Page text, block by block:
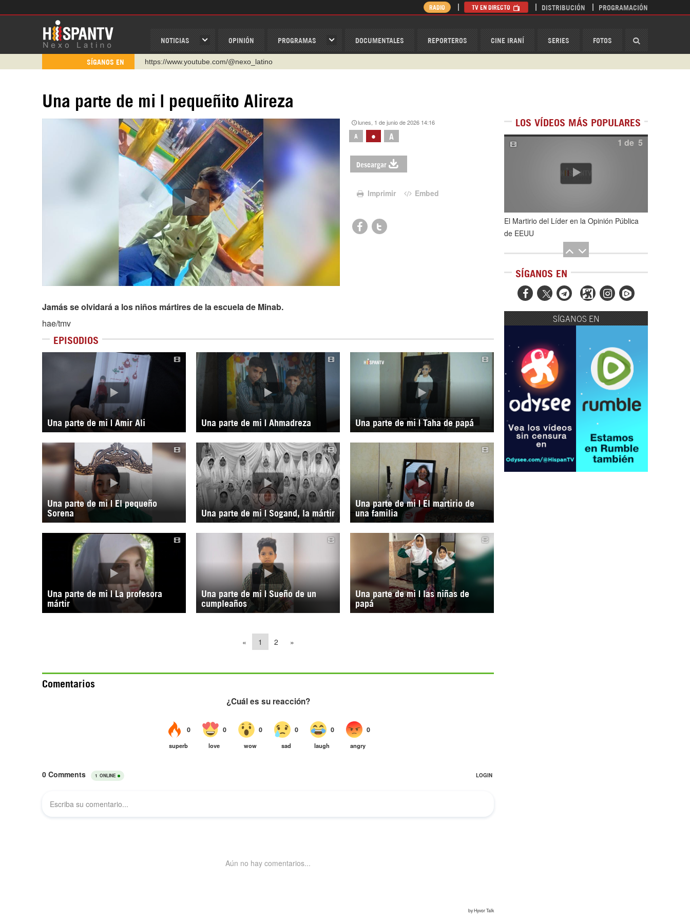
NOTICIAS OPINIÓN PROGRAMAS DOCUMENTALES REPORTEROS CINE IRANÍ SERIES FOTOS
RADIO TV EN DIRECTO DISTRIBUCIÓN PROGRAMACIÓN
SÍGANOS EN
http://twitter.com/nexo_latino
https://urmedium.com/c/hispantv
WhatsApp y Viber: +98 921 79 29 404
Instagram como: hispan_tv
https://www.facebook.com/Nexolatino.Canal
https://www.youtube.com/@nexo_latino
Una parte de mi | pequeñito Alireza
lunes, 1 de junio de 2026 14:16
A • A
Descargar
Imprimir Embed
Jamás se olvidará a los niños mártires de la escuela de Minab.
hae/tmv
EPISODIOS
Una parte de mi | Amir Ali Una parte de mi | Ahmadreza Una parte de mi | Taha de papá
Una parte de mi | El pequeño
Sorena
Una parte de mi | Sogand, la mártir
Una parte de mi | El martirio de
una familia
Una parte de mi | La profesora
mártir
Una parte de mi | Sueño de un
cumpleaños
Una parte de mi | las niñas de
papá
« 1 2 »
Comentarios
LOS VÍDEOS MÁS POPULARES
1 de 5
El Martirio del Líder en la Opinión Pública
de EEUU
El Hombre eterno | Parte 2
CGRI de Irán asesta duros golpes a EEUU
con ataque simultáneo en Asia Occidental |
Detrás de la Razón
SÍGANOS EN
  
SÍGANOS EN